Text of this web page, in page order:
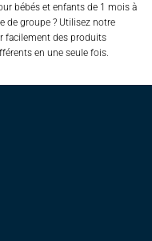
bébés et enfants de 1 mois à
de groupe ? Utilisez notre
facilement des produits
en une seule fois.